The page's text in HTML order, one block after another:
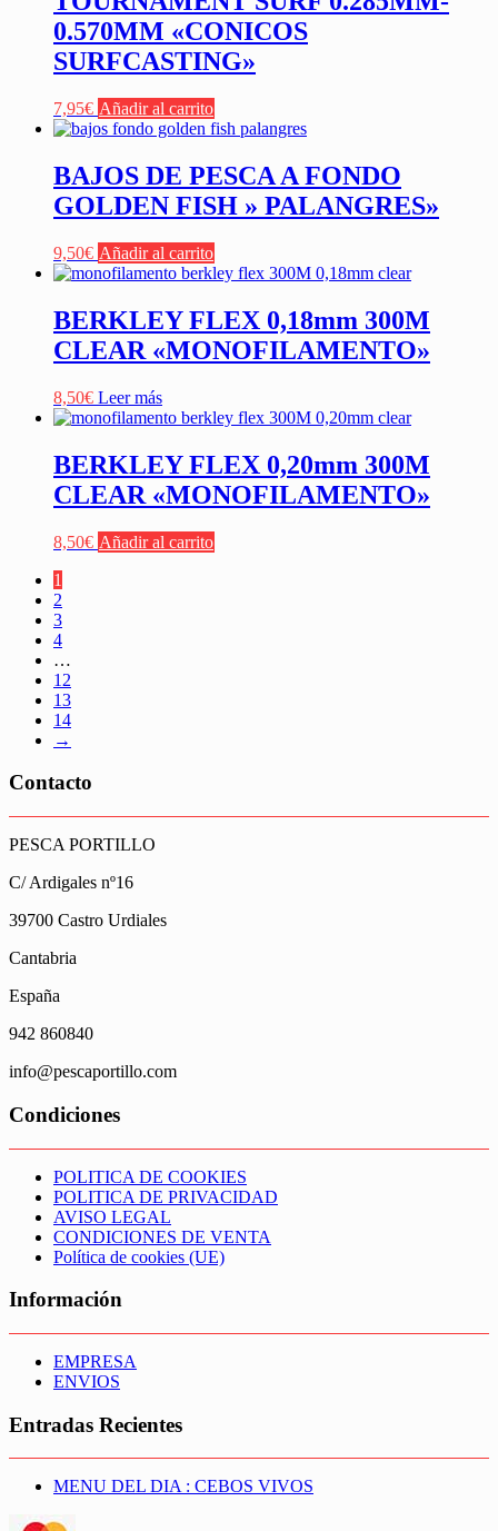
0.570MM «CONICOS
SURFCASTING»
7,95€ Añadir al carrito
BAJOS DE PESCA A FONDO
GOLDEN FISH » PALANGRES»
9,50€ Añadir al carrito
BERKLEY FLEX 0,18mm 300M
CLEAR «MONOFILAMENTO»
8,50€ Leer más
BERKLEY FLEX 0,20mm 300M
CLEAR «MONOFILAMENTO»
8,50€ Añadir al carrito
1
2
3
4
…
12
13
14
→
Contacto
PESCA PORTILLO
C/ Ardigales nº16
39700 Castro Urdiales
Cantabria
España
942 860840
info@pescaportillo.com
Condiciones
POLITICA DE COOKIES
POLITICA DE PRIVACIDAD
AVISO LEGAL
CONDICIONES DE VENTA
Política de cookies (UE)
Información
EMPRESA
ENVIOS
Entradas Recientes
MENU DEL DIA : CEBOS VIVOS